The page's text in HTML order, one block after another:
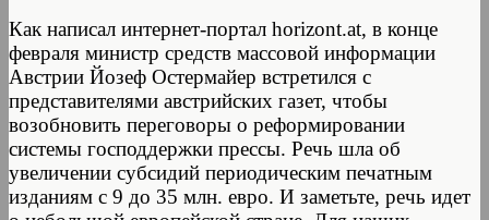
Как написал интернет-портал horizont.at, в конце
февраля министр средств массовой информации
Австрии Йозеф Остермайер встретился с
представителями австрийских газет, чтобы
возобновить переговоры о реформировании
системы господдержки прессы. Речь шла об
увеличении субсидий периодическим печатным
изданиям с 9 до 35 млн. евро. И заметьте, речь идет